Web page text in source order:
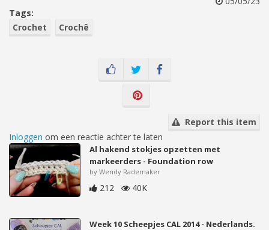
Tags:
Crochet
Crochê
Report this item
Inloggen om een reactie achter te laten
Al hakend stokjes opzetten met
markeerders - Foundation row
by Wendy Rademaker
212 40K
Week 10 Scheepjes CAL 2014 - Nederlands.